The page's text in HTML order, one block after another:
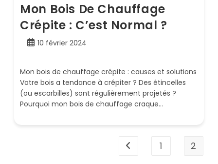
Mon Bois De Chauffage
Crépite : C’est Normal ?
Publication
10 février 2024
Mon bois de chauffage crépite : causes et solutions
Votre bois a tendance à crépiter ? Des étincelles
(ou escarbilles) sont régulièrement projetés ?
Pourquoi mon bois de chauffage craque…
Go to the previous page
1 2